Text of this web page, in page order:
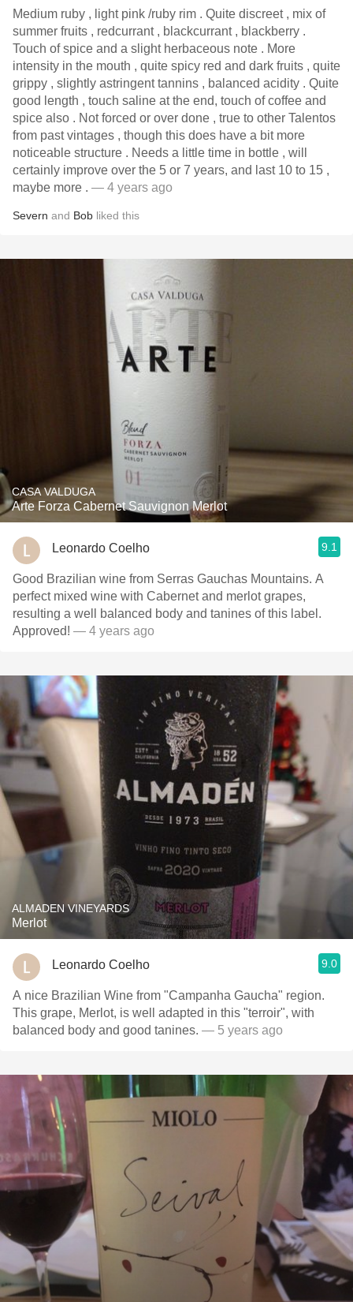
Medium ruby , light pink /ruby rim . Quite discreet , mix of
summer fruits , redcurrant , blackcurrant , blackberry .
Touch of spice and a slight herbaceous note . More
intensity in the mouth , quite spicy red and dark fruits , quite
grippy , slightly astringent tannins , balanced acidity . Quite
good length , touch saline at the end, touch of coffee and
spice also . Not forced or over done , true to other Talentos
from past vintages , though this does have a bit more
noticeable structure . Needs a little time in bottle , will
certainly improve over the 5 or 7 years, and last 10 to 15 ,
maybe more . — 4 years ago
Severn and Bob liked this
CASA VALDUGA
Arte Forza Cabernet Sauvignon Merlot
Leonardo Coelho 9.1
Good Brazilian wine from Serras Gauchas Mountains. A
perfect mixed wine with Cabernet and merlot grapes,
resulting a well balanced body and tanines of this label.
Approved! — 4 years ago
ALMADEN VINEYARDS
Merlot
Leonardo Coelho 9.0
A nice Brazilian Wine from "Campanha Gaucha" region.
This grape, Merlot, is well adapted in this "terroir", with
balanced body and good tanines. — 5 years ago